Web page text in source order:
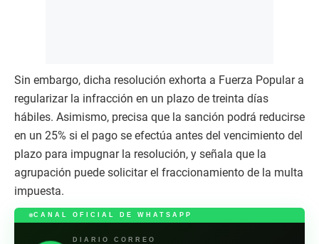
Sin embargo, dicha resolución exhorta a Fuerza Popular a
regularizar la infracción en un plazo de treinta días
hábiles. Asimismo, precisa que la sanción podrá reducirse
en un 25% si el pago se efectúa antes del vencimiento del
plazo para impugnar la resolución, y señala que la
agrupación puede solicitar el fraccionamiento de la multa
impuesta.
CANAL OFICIAL DE WHATSAPP
DIARIO CORREO